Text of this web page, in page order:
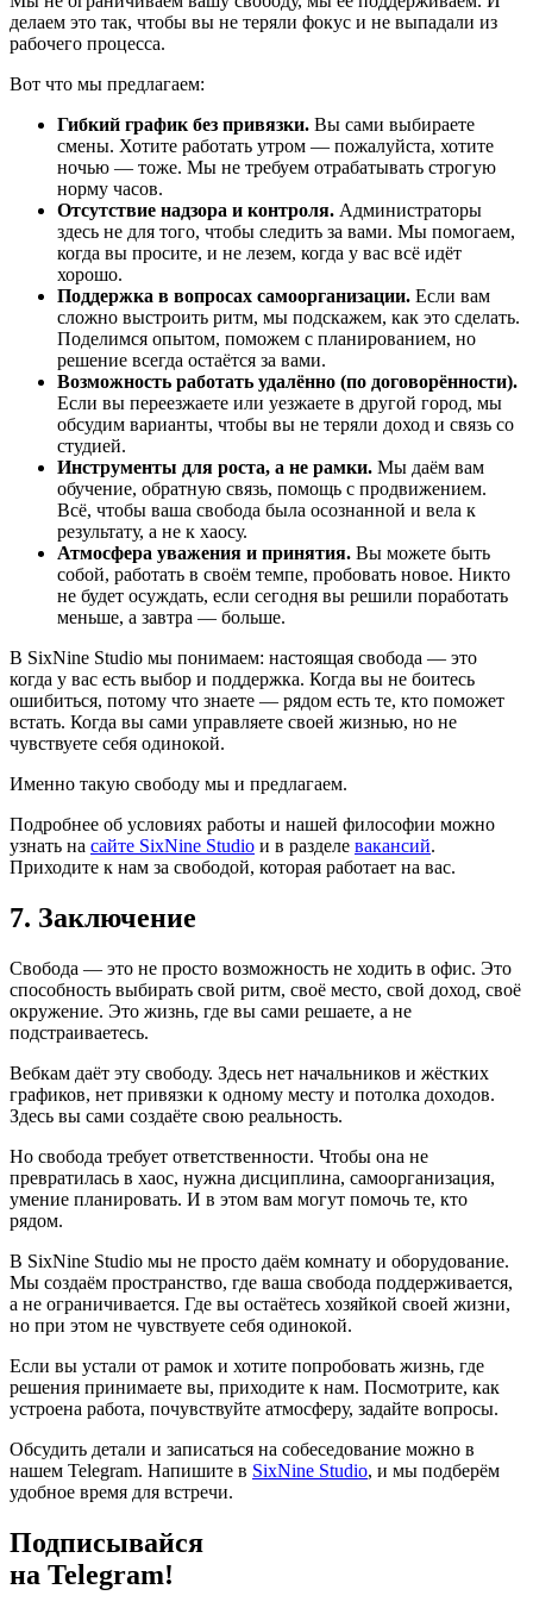
делаем это так, чтобы вы не теряли фокус и не выпадали из
рабочего процесса.
Вот что мы предлагаем:
Гибкий график без привязки. Вы сами выбираете
смены. Хотите работать утром — пожалуйста, хотите
ночью — тоже. Мы не требуем отрабатывать строгую
норму часов.
Отсутствие надзора и контроля. Администраторы
здесь не для того, чтобы следить за вами. Мы помогаем,
когда вы просите, и не лезем, когда у вас всё идёт
хорошо.
Поддержка в вопросах самоорганизации. Если вам
сложно выстроить ритм, мы подскажем, как это сделать.
Поделимся опытом, поможем с планированием, но
решение всегда остаётся за вами.
Возможность работать удалённо (по договорённости).
Если вы переезжаете или уезжаете в другой город, мы
обсудим варианты, чтобы вы не теряли доход и связь со
студией.
Инструменты для роста, а не рамки. Мы даём вам
обучение, обратную связь, помощь с продвижением.
Всё, чтобы ваша свобода была осознанной и вела к
результату, а не к хаосу.
Атмосфера уважения и принятия. Вы можете быть
собой, работать в своём темпе, пробовать новое. Никто
не будет осуждать, если сегодня вы решили поработать
меньше, а завтра — больше.
В SixNine Studio мы понимаем: настоящая свобода — это
когда у вас есть выбор и поддержка. Когда вы не боитесь
ошибиться, потому что знаете — рядом есть те, кто поможет
встать. Когда вы сами управляете своей жизнью, но не
чувствуете себя одинокой.
Именно такую свободу мы и предлагаем.
Подробнее об условиях работы и нашей философии можно
узнать на сайте SixNine Studio и в разделе вакансий.
Приходите к нам за свободой, которая работает на вас.
7. Заключение
Свобода — это не просто возможность не ходить в офис. Это
способность выбирать свой ритм, своё место, свой доход, своё
окружение. Это жизнь, где вы сами решаете, а не
подстраиваетесь.
Вебкам даёт эту свободу. Здесь нет начальников и жёстких
графиков, нет привязки к одному месту и потолка доходов.
Здесь вы сами создаёте свою реальность.
Но свобода требует ответственности. Чтобы она не
превратилась в хаос, нужна дисциплина, самоорганизация,
умение планировать. И в этом вам могут помочь те, кто
рядом.
В SixNine Studio мы не просто даём комнату и оборудование.
Мы создаём пространство, где ваша свобода поддерживается,
а не ограничивается. Где вы остаётесь хозяйкой своей жизни,
но при этом не чувствуете себя одинокой.
Если вы устали от рамок и хотите попробовать жизнь, где
решения принимаете вы, приходите к нам. Посмотрите, как
устроена работа, почувствуйте атмосферу, задайте вопросы.
Обсудить детали и записаться на собеседование можно в
нашем Telegram. Напишите в SixNine Studio, и мы подберём
удобное время для встречи.
Подписывайся
на Telegram!